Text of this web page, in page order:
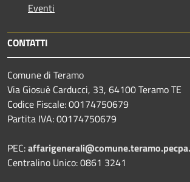
Eventi
CONTATTI
Comune di Teramo
Via Giosuè Carducci, 33, 64100 Teramo TE
Codice Fiscale: 00174750679
Partita IVA: 00174750679
PEC:
Centralino Unico: 0861 3241